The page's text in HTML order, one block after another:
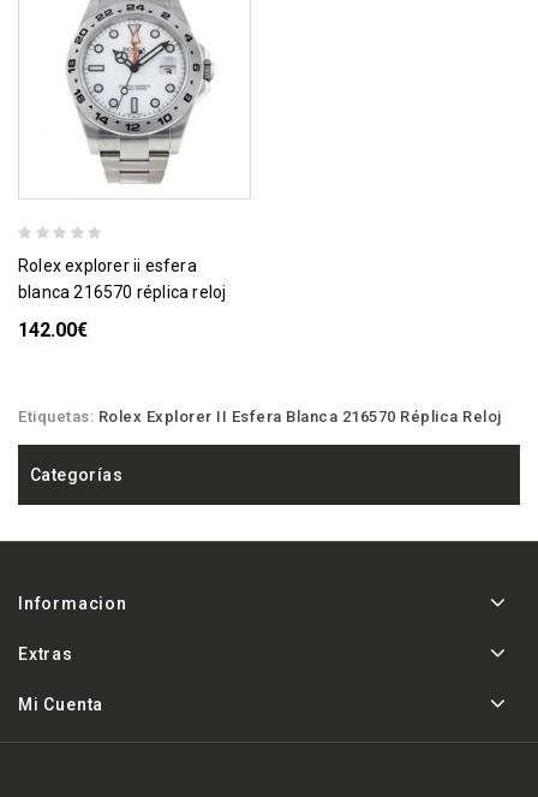
rolex explorer ii esfera
blanca 216570 réplica reloj
142.00€
Etiquetas: Rolex Explorer II Esfera Blanca 216570 Réplica Reloj
Categorías
Informacion
Extras
Mi Cuenta